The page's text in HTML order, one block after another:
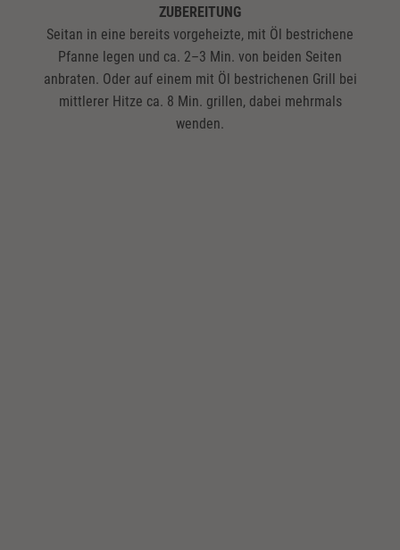
ZUBEREITUNG
Seitan in eine bereits vorgeheizte, mit Öl bestrichene
Pfanne legen und ca. 2–3 Min. von beiden Seiten
anbraten. Oder auf einem mit Öl bestrichenen Grill bei
mittlerer Hitze ca. 8 Min. grillen, dabei mehrmals
wenden.